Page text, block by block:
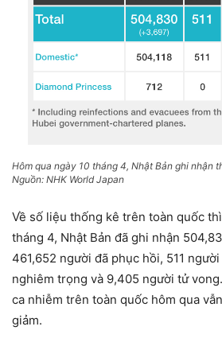
Hôm qua ngày 10 tháng 4, Nhật Bản ghi nhận
Nguồn: NHK World Japan
Về số liệu thống kê trên toàn quốc
tháng 4, Nhật Bản đã ghi nhận
461,652 người đã phục hồi, 511
nghiêm trọng và 9,405 người tử
ca nhiễm trên toàn quốc hôm qua
giảm.